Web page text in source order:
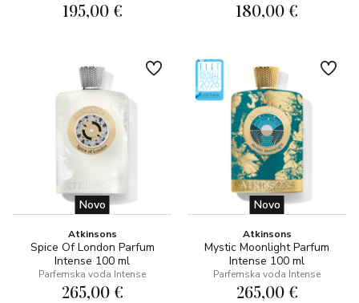
195,00 € 180,00 €
Novo
Atkinsons
Spice Of London Parfum
Intense 100 ml
Parfemska voda Intense
265,00 €
Novo
Atkinsons
Mystic Moonlight Parfum
Intense 100 ml
Parfemska voda Intense
265,00 €